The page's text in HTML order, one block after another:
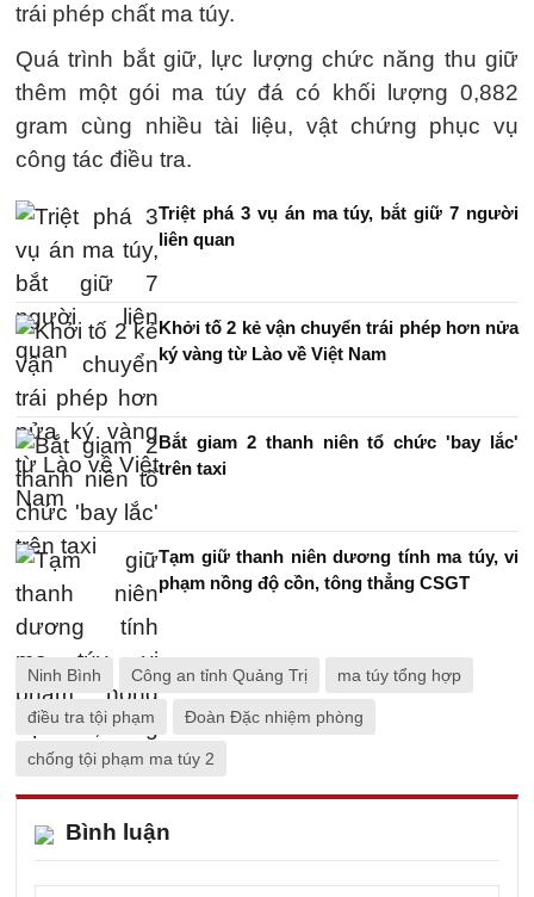
trái phép chất ma túy.
Quá trình bắt giữ, lực lượng chức năng thu giữ
thêm một gói ma túy đá có khối lượng 0,882
gram cùng nhiều tài liệu, vật chứng phục vụ
công tác điều tra.
Triệt phá 3 vụ án ma túy, bắt giữ 7 người
liên quan
Khởi tố 2 kẻ vận chuyển trái phép hơn nửa
ký vàng từ Lào về Việt Nam
Bắt giam 2 thanh niên tổ chức 'bay lắc'
trên taxi
Tạm giữ thanh niên dương tính ma túy, vi
phạm nồng độ cồn, tông thẳng CSGT
Ninh Bình Công an tỉnh Quảng Trị ma túy tổng hợp
điều tra tội phạm Đoàn Đặc nhiệm phòng
chống tội phạm ma túy 2
Bình luận